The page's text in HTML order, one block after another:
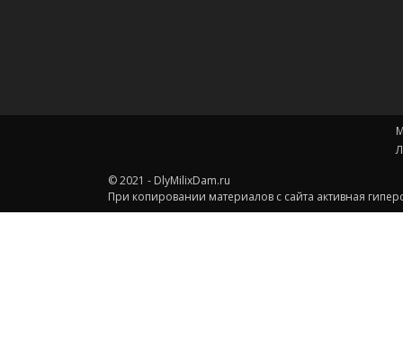
© 2021 - DlyMilixDam.ru
При копировании материалов с сайта активная